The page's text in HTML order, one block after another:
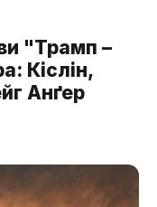
"Трамп –
Кіслін,
Анґер